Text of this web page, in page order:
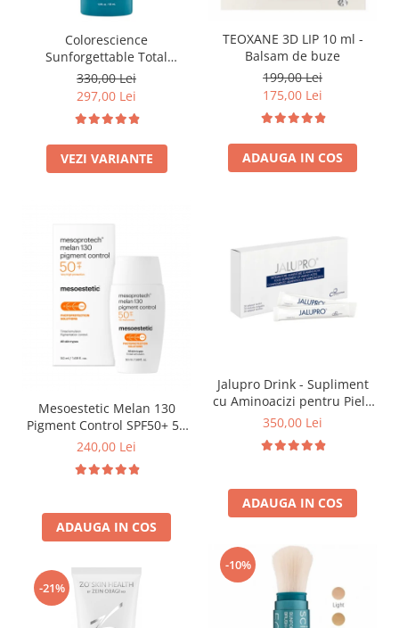
Fond de ten
Iluminare si Contur
Tratament
INSTITUT ESTHEDERM
Acne One
Melan TRAN3X
Mesoprotech
Moisturizing Solutions
Sensitive
DP DERMACEUTICALS
FILLMED SKIN PERFUSION
WIQO
SKINBETTER
CLINICCARE
VISCODERM
SKIN TECH
Rozacee/ Cuperoza
Colorescience
Sunforgettable Total
Protection Face Shield Flex
SPF50 55ml
330,00 Lei
297,00 Lei
VEZI VARIANTE
TEOXANE 3D LIP 10 ml -
Balsam de buze
199,00 Lei
175,00 Lei
ADAUGA IN COS
Jalupro Drink - Supliment
cu Aminoacizi pentru Piele
si Par 30 plicuri
350,00 Lei
ADAUGA IN COS
Mesoestetic Melan 130
Pigment Control SPF50+ 50
ml
240,00 Lei
ADAUGA IN COS
-10%
-21%